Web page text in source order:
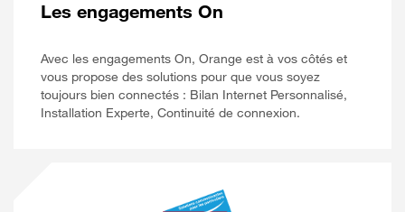
Les engagements On
Avec les engagements On, Orange est à vos côtés et
vous propose des solutions pour que vous soyez
toujours bien connectés : Bilan Internet Personnalisé,
Installation Experte, Continuité de connexion.